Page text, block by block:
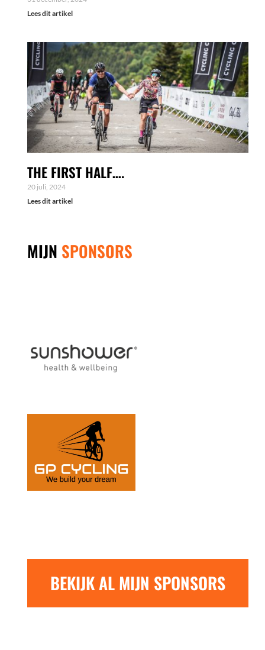
Lees dit artikel
THE FIRST HALF….
20 juli, 2024
Lees dit artikel
MIJN SPONSORS
BEKIJK AL MIJN SPONSORS